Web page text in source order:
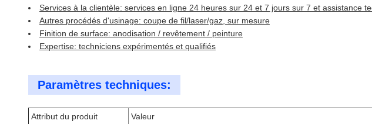
Services à la clientèle: services en ligne 24 heures sur 24 et 7 jours sur 7 et assistance
Autres procédés d'usinage: coupe de fil/laser/gaz, sur mesure
Finition de surface: anodisation / revêtement / peinture
Expertise: techniciens expérimentés et qualifiés
Paramètres techniques:
Attribut du produit Valeur